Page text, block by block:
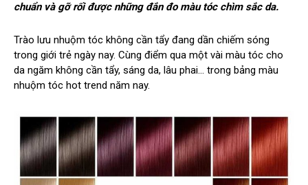
chuẩn và gỡ rối được những đắn đo màu tóc chìm sắc da.
Trào lưu nhuộm tóc không cần tẩy đang dần chiếm sóng
trong giới trẻ ngày nay. Cùng điểm qua một vài màu tóc cho
da ngăm không cần tẩy, sáng da, lâu phai… trong bảng màu
nhuộm tóc hot trend năm nay.